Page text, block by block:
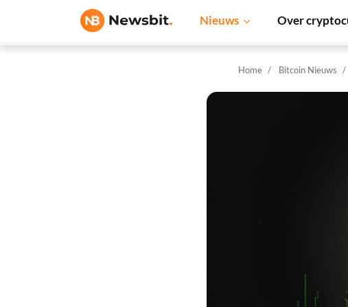
Nieuws Over
Home Bitcoin Nieuws